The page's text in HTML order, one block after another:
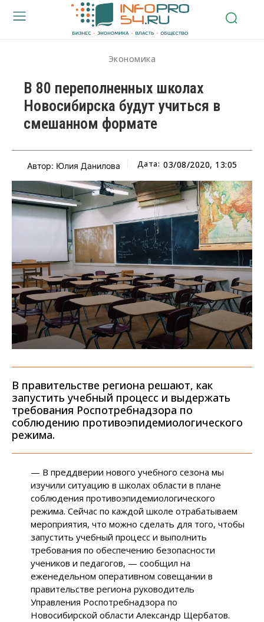
Экономика
В 80 переполненных школах
Новосибирска будут учиться в
смешанном формате
Автор: Юлия Данилова Дата: 03/08/2020, 13:05
В правительстве региона решают, как
запустить учебный процесс и выдержать
требования Роспотребнадзора по
соблюдению противоэпидемиологического
режима.
— В преддверии нового учебного сезона мы
изучили ситуацию в школах области в плане
соблюдения противоэпидемиологического
режима. Сейчас по каждой школе отрабатываем
мероприятия, что можно сделать для того, чтобы
запустить учебный процесс и выполнить
требования по обеспечению безопасности
учеников и педагогов, — сообщил на
еженедельном оперативном совещании в
правительстве региона руководитель
Управления Роспотребнадзора по
Новосибирской области Александр Щербатов.